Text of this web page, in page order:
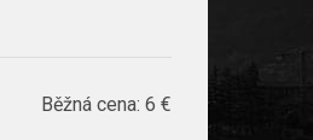
Běžná cena: 6 €